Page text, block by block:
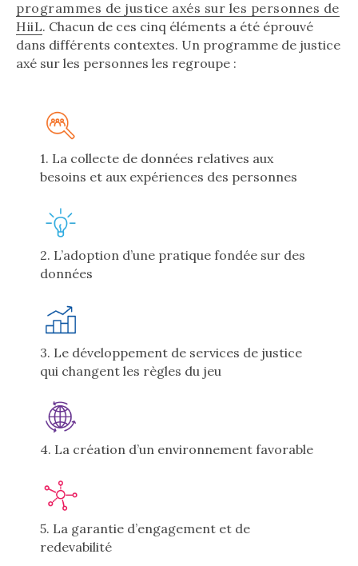
programmes de justice axés sur les personnes de
HiiL. Chacun de ces cinq éléments a été éprouvé
dans différents contextes. Un programme de justice
axé sur les personnes les regroupe :
1. La collecte de données relatives aux
besoins et aux expériences des personnes
2. L’adoption d’une pratique fondée sur des
données
3. Le développement de services de justice
qui changent les règles du jeu
4. La création d’un environnement favorable
5. La garantie d’engagement et de
redevabilité